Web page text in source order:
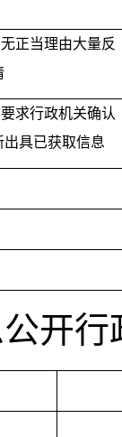
正当理由大量反
要求行政机关确认
出具已获取信息
开